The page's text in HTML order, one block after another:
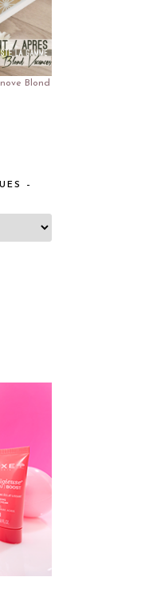
Blond
–